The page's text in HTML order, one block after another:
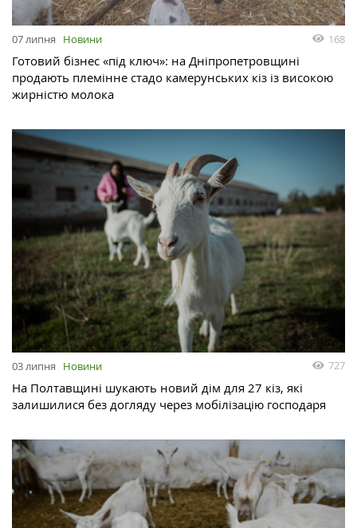
07 липня Новини 168
Готовий бізнес «під ключ»: на Дніпропетровщині
продають племінне стадо камерунських кіз із високою
жирністю молока
03 липня Новини 727
На Полтавщині шукають новий дім для 27 кіз, які
залишилися без догляду через мобілізацію господаря